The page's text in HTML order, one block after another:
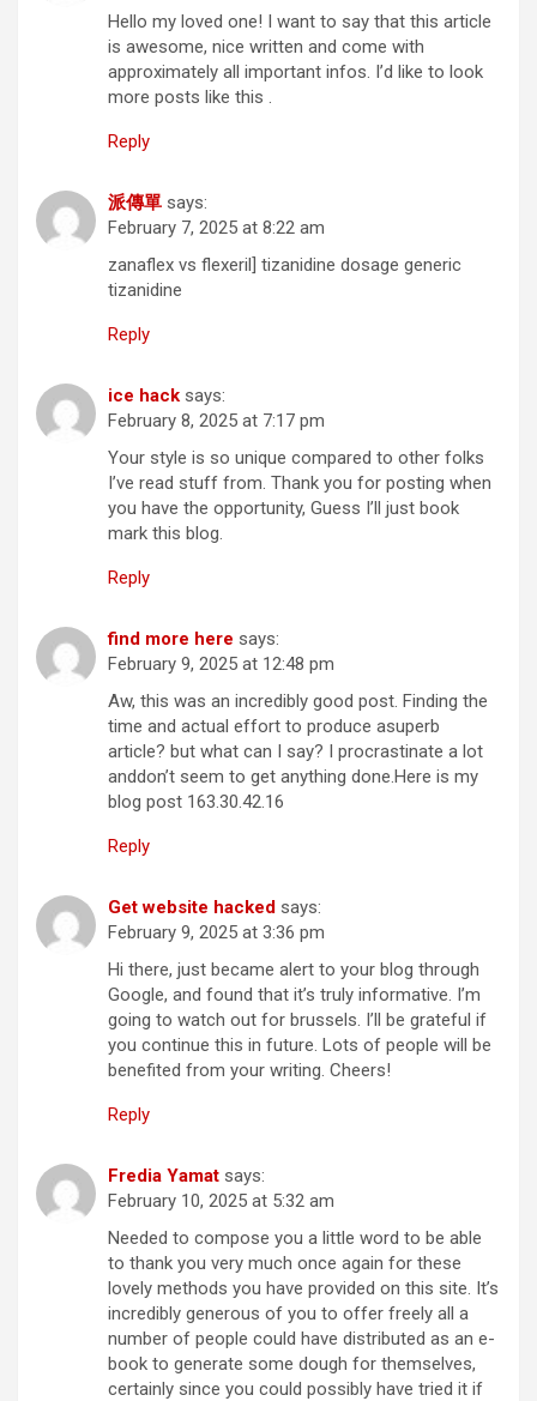
Hello my loved one! I want to say that this article
is awesome, nice written and come with
approximately all important infos. I’d like to look
more posts like this .
Reply
派傳單 says:
February 7, 2025 at 8:22 am
zanaflex vs flexeril] tizanidine dosage generic
tizanidine
Reply
ice hack says:
February 8, 2025 at 7:17 pm
Your style is so unique compared to other folks
I’ve read stuff from. Thank you for posting when
you have the opportunity, Guess I’ll just book
mark this blog.
Reply
find more here says:
February 9, 2025 at 12:48 pm
Aw, this was an incredibly good post. Finding the
time and actual effort to produce asuperb
article? but what can I say? I procrastinate a lot
anddon’t seem to get anything done.Here is my
blog post 163.30.42.16
Reply
Get website hacked says:
February 9, 2025 at 3:36 pm
Hi there, just became alert to your blog through
Google, and found that it’s truly informative. I’m
going to watch out for brussels. I’ll be grateful if
you continue this in future. Lots of people will be
benefited from your writing. Cheers!
Reply
Fredia Yamat says:
February 10, 2025 at 5:32 am
Needed to compose you a little word to be able
to thank you very much once again for these
lovely methods you have provided on this site. It’s
incredibly generous of you to offer freely all a
number of people could have distributed as an e-
book to generate some dough for themselves,
certainly since you could possibly have tried it if